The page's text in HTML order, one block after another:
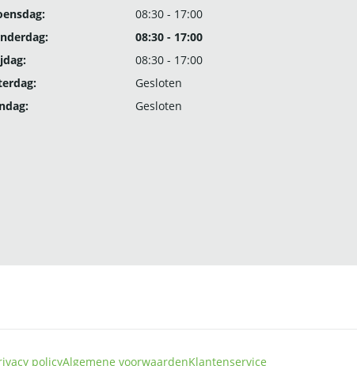
08:30 - 17:00
08:30 - 17:00
08:30 - 17:00
Gesloten
Gesloten
policyAlgemene voorwaardenKlantenservice